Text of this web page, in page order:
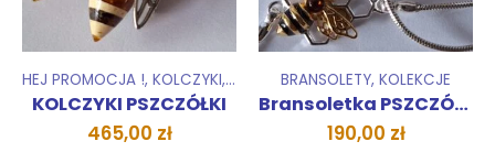
HEJ PROMOCJA !,KOLCZYKI, KOLEKCJE
KOLCZYKI PSZCZÓŁKI
465,00 zł
BRANSOLETY, KOLEKCJE
190,00 zł